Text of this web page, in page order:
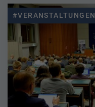
#VERANSTALTUNGEN